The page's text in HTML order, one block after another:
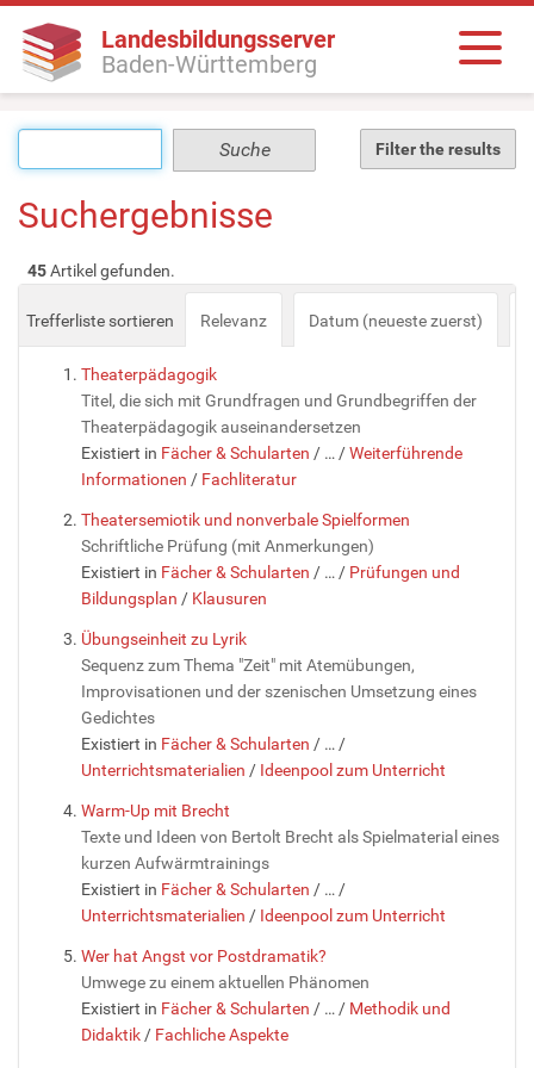
Landesbildungsserver
Baden-Württemberg
Filter the results
Suchergebnisse
45Artikel gefunden.
Trefferliste sortieren Relevanz Datum (neueste zuerst)
Theaterpädagogik
Titel, die sich mit Grundfragen und Grundbegriffen der
Theaterpädagogik auseinandersetzen
Existiert in Fächer & Schularten / … /Weiterführende
Informationen / Fachliteratur
Theatersemiotik und nonverbale Spielformen
Schriftliche Prüfung (mit Anmerkungen)
Existiert in Fächer & Schularten / … / Prüfungen und
Bildungsplan / Klausuren
Übungseinheit zu Lyrik
Sequenz zum Thema "Zeit" mit Atemübungen,
Improvisationen und der szenischen Umsetzung eines
Gedichtes
Existiert in Fächer & Schularten / … /
Unterrichtsmaterialien / Ideenpool zum Unterricht
Warm-Up mit Brecht
Texte und Ideen von Bertolt Brecht als Spielmaterial eines
kurzen Aufwärmtrainings
Existiert in Fächer & Schularten / … /
Unterrichtsmaterialien / Ideenpool zum Unterricht
Wer hat Angst vor Postdramatik?
Umwege zu einem aktuellen Phänomen
Existiert in Fächer & Schularten / … / Methodik und
Didaktik / Fachliche Aspekte